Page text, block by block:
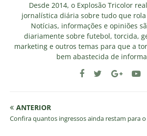
Desde 2014, o Explosão Tricolor
jornalística diária sobre tudo que
Notícias, informações e opiniões
diariamente sobre futebol, torcida,
marketing e outros temas para que a
bem abastecida de
ANTERIOR
Confira quantos ingressos ainda restam para